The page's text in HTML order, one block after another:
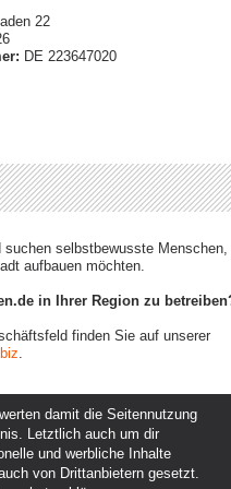
22
DE 223647020
selbstbewusste Menschen,
aufbauen möchten.
in Ihrer Region zu
finden Sie auf unserer
.
Kunden und Partner
Events eintragen
Werbung & Promotion
damit die Seitennutzung
Letztlich auch um dir
und werbliche Inhalte
von Drittanbietern gesetzt.